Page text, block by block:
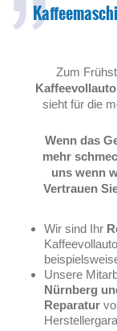
Zum
sieht für die
Wenn das
mehr
uns wenn
Vertrauen
Wir sind Ihr
Unsere
Nürnberg
Reparatur